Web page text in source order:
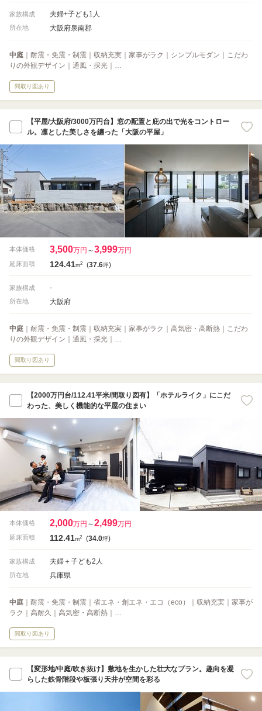
家族構成 夫婦+子ども1人
所在地 大阪府泉南郡
中庭 ｜耐震・免震・制震｜収納充実｜家事がラク｜シンプルモダン｜こだわ
りの外観デザイン｜通風・採光｜…
間取り図あり
【平屋/大阪府/3000万円台】窓の配置と庇の出で光をコントロー
ル。凛とした美しさを纏った「大阪の平屋」
本体価格 3,500万円 ～3,999万円
延床面積 124.41m2 (37.6坪)
家族構成 -
所在地 大阪府
中庭 ｜耐震・免震・制震｜収納充実｜家事がラク｜高気密・高断熱｜こだわ
りの外観デザイン｜通風・採光｜…
間取り図あり
【2000万円台/112.41平米/間取り図有】「ホテルライク」にこだ
わった、美しく機能的な平屋の住まい
本体価格 2,000万円 ～2,499万円
延床面積 112.41m2 (34.0坪)
家族構成 夫婦＋子ども2人
所在地 兵庫県
中庭 ｜耐震・免震・制震｜省エネ・創エネ・エコ（eco）｜収納充実｜家事が
ラク｜高耐久｜高気密・高断熱｜…
間取り図あり
【変形地/中庭/吹き抜け】敷地を生かした壮大なプラン。趣向を凝
らした鉄骨階段や板張り天井が空間を彩る